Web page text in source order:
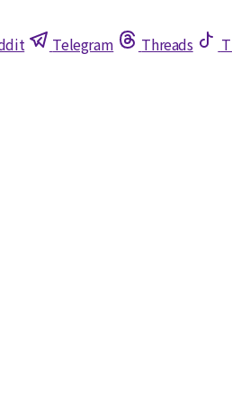
Telegram Threads